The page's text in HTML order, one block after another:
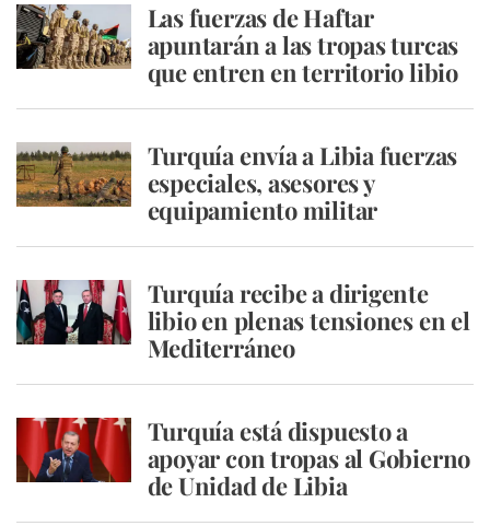
Las fuerzas de Haftar
apuntarán a las tropas turcas
que entren en territorio libio
Turquía envía a Libia fuerzas
especiales, asesores y
equipamiento militar
Turquía recibe a dirigente
libio en plenas tensiones en el
Mediterráneo
Turquía está dispuesto a
apoyar con tropas al Gobierno
de Unidad de Libia